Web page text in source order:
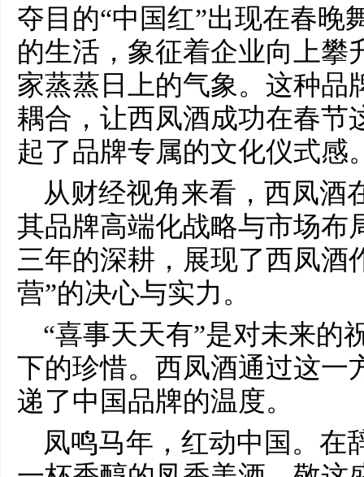
夺目的“中国红”出现在春晚
的生活，象征着企业向上攀
家蒸蒸日上的气象。这种品
耦合，让西凤酒成功在春节
起了品牌专属的文化仪式感
从财经视角来看，西凤酒
其品牌高端化战略与市场布
三年的深耕，展现了西凤酒
营”的决心与实力。
“喜事天天有”是对未来的
下的珍惜。西凤酒通过这一
递了中国品牌的温度。
凤鸣马年，红动中国。在